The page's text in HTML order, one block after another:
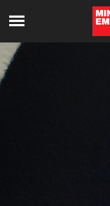
Like
Get news from
everyone else.